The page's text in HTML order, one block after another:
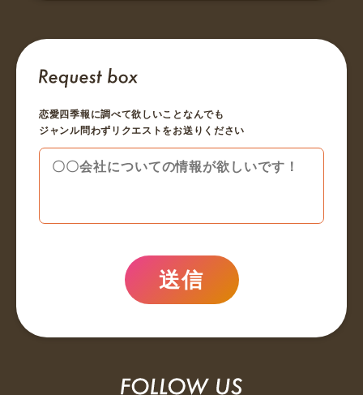
恋愛四季報に調べて欲しいことなんでも
ジャンル問わずリクエストをお送りください
送信